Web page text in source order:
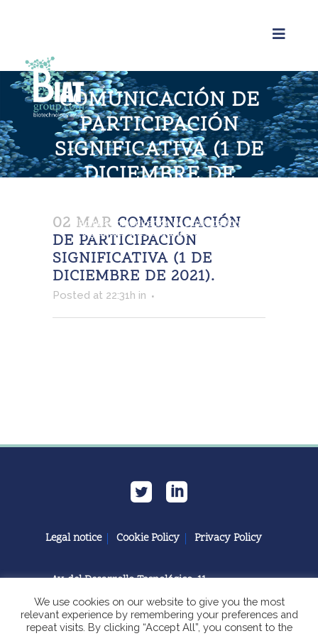
COMUNICACIÓN DE
PARTICIPACIÓN
SIGNIFICATIVA (1 DE
DICIEMBRE DE
Home>Comunicación de participación
significativa (1 de diciembre de 2021).
02 MAR COMUNICACIÓN
DE PARTICIPACIÓN
SIGNIFICATIVA (1 DE
DICIEMBRE DE 2021).
Posted at 22:31h in
Legal notice Cookie Policy Privacy Policy
Av. del Desarrollo Tecnológico, 11
11591 Jerez de la Frontera, Cádiz | España
We use cookies on our website to give you the most
relevant experience by remembering your preferences and
repeat visits. By clicking “Accept All”, you consent to the